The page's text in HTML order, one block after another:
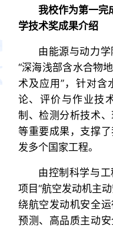
我校作为第一
学技术奖成果介绍
由能源与动力
“深海浅部含水合物
术及应用”，针对含
论、评价与作业技
制、检测分析技术
等重要成果，支撑
发多个国家工程。
由控制科学与
项目“航空发动机主
绕航空发动机安全
预测、高品质主动